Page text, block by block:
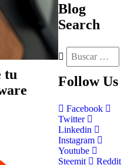
tu
Blog
Search
Follow Us
Facebook
Twitter
Linkedin
Instagram
Youtube
Steemit
Reddit